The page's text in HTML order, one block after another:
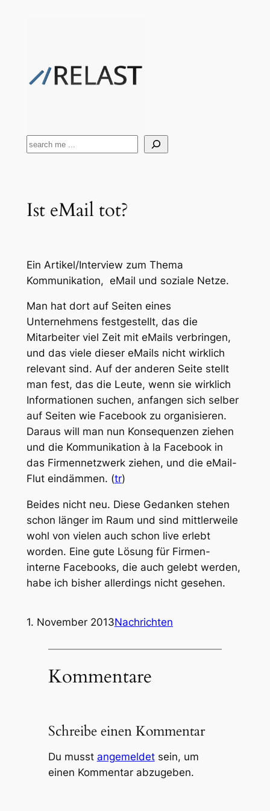
Suchen
Ist eMail tot?
Ein Artikel/Interview zum Thema
Kommunikation, eMail und soziale Netze.
Man hat dort auf Seiten eines
Unternehmens festgestellt, das die
Mitarbeiter viel Zeit mit eMails verbringen,
und das viele dieser eMails nicht wirklich
relevant sind. Auf der anderen Seite stellt
man fest, das die Leute, wenn sie wirklich
Informationen suchen, anfangen sich selber
auf Seiten wie Facebook zu organisieren.
Daraus will man nun Konsequenzen ziehen
und die Kommunikation à la Facebook in
das Firmennetzwerk ziehen, und die eMail-
Flut eindämmen. (tr)
Beides nicht neu. Diese Gedanken stehen
schon länger im Raum und sind mittlerweile
wohl von vielen auch schon live erlebt
worden. Eine gute Lösung für Firmen-
interne Facebooks, die auch gelebt werden,
habe ich bisher allerdings nicht gesehen.
1. November 2013Nachrichten
Kommentare
Schreibe einen Kommentar
Du musst angemeldetsein, um
einen Kommentar abzugeben.